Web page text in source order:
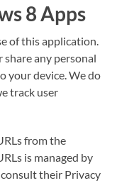
8 Apps
of this application.
share any personal
your device. We do
track user
from the
is managed by
their Privacy